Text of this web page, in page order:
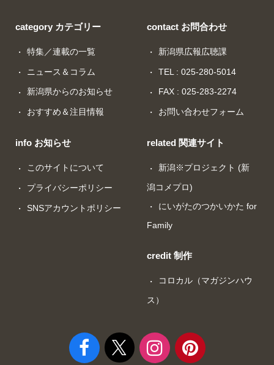
category カテゴリー
特集／連載の一覧
ニュース＆コラム
新潟県からのお知らせ
おすすめ＆注目情報
info お知らせ
このサイトについて
プライバシーポリシー
SNSアカウントポリシー
contact お問合わせ
新潟県広報広聴課
TEL : 025-280-5014
FAX : 025-283-2274
お問い合わせフォーム
related 関連サイト
新潟※プロジェクト (新
潟コメプロ)
にいがたのつかいかた for
Family
credit 制作
コロカル（マガジンハウ
ス）